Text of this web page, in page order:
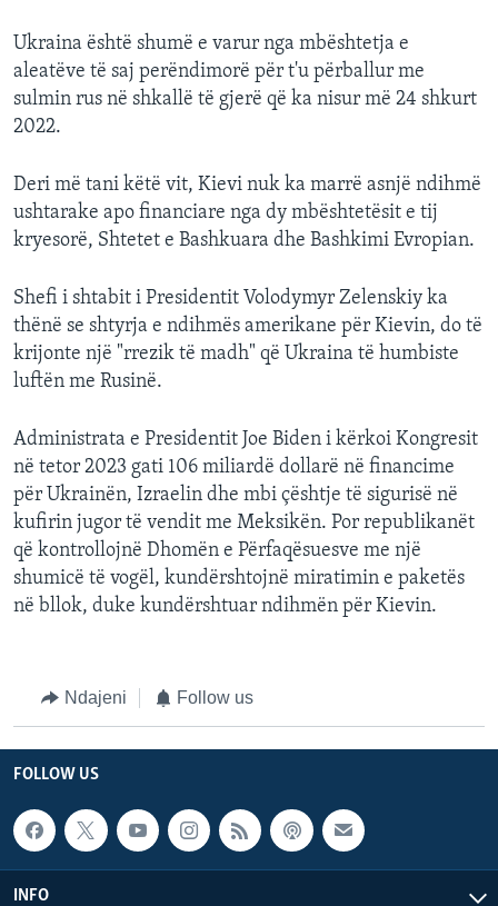
Ukraina është shumë e varur nga mbështetja e
aleatëve të saj perëndimorë për t'u përballur me
sulmin rus në shkallë të gjerë që ka nisur më 24 shkurt
2022.
Deri më tani këtë vit, Kievi nuk ka marrë asnjë ndihmë
ushtarake apo financiare nga dy mbështetësit e tij
kryesorë, Shtetet e Bashkuara dhe Bashkimi Evropian.
Shefi i shtabit i Presidentit Volodymyr Zelenskiy ka
thënë se shtyrja e ndihmës amerikane për Kievin, do të
krijonte një "rrezik të madh" që Ukraina të humbiste
luftën me Rusinë.
Administrata e Presidentit Joe Biden i kërkoi Kongresit
në tetor 2023 gati 106 miliardë dollarë në financime
për Ukrainën, Izraelin dhe mbi çështje të sigurisë në
kufirin jugor të vendit me Meksikën. Por republikanët
që kontrollojnë Dhomën e Përfaqësuesve me një
shumicë të vogël, kundërshtojnë miratimin e paketës
në bllok, duke kundërshtuar ndihmën për Kievin.
Ndajeni Follow us
FOLLOW US
INFO